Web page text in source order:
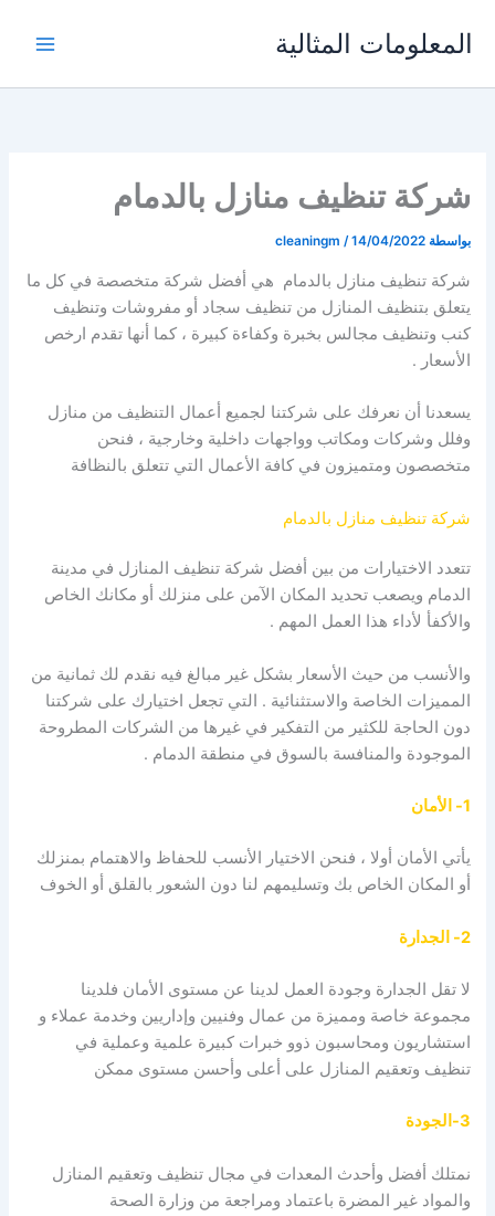
المعلومات المثالية
شركة تنظيف منازل بالدمام
بواسطة cleaningm /14/04/2022
شركة تنظيف منازل بالدمام هي أفضل شركة متخصصة في كل ما
يتعلق بتنظيف المنازل من تنظيف سجاد أو مفروشات وتنظيف
كنب وتنظيف مجالس بخبرة وكفاءة كبيرة ، كما أنها تقدم ارخص
الأسعار .
يسعدنا أن نعرفك على شركتنا لجميع أعمال التنظيف من منازل
وفلل وشركات ومكاتب وواجهات داخلية وخارجية ، فنحن
متخصصون ومتميزون في كافة الأعمال التي تتعلق بالنظافة
شركة تنظيف منازل بالدمام
تتعدد الاختيارات من بين أفضل شركة تنظيف المنازل في مدينة
الدمام ويصعب تحديد المكان الآمن على منزلك أو مكانك الخاص
والأكفأ لأداء هذا العمل المهم .
والأنسب من حيث الأسعار بشكل غير مبالغ فيه نقدم لك ثمانية من
المميزات الخاصة والاستثنائية . التي تجعل اختيارك على شركتنا
دون الحاجة للكثير من التفكير في غيرها من الشركات المطروحة
الموجودة والمنافسة بالسوق في منطقة الدمام .
1- الأمان
يأتي الأمان أولا ، فنحن الاختيار الأنسب للحفاظ والاهتمام بمنزلك
أو المكان الخاص بك وتسليمهم لنا دون الشعور بالقلق أو الخوف
2- الجدارة
لا تقل الجدارة وجودة العمل لدينا عن مستوى الأمان فلدينا
مجموعة خاصة ومميزة من عمال وفنيين وإداريين وخدمة عملاء و
استشاريون ومحاسبون ذوو خبرات كبيرة علمية وعملية في
تنظيف وتعقيم المنازل على أعلى وأحسن مستوى ممكن
3-الجودة
نمتلك أفضل وأحدث المعدات في مجال تنظيف وتعقيم المنازل
والمواد غير المضرة باعتماد ومراجعة من وزارة الصحة